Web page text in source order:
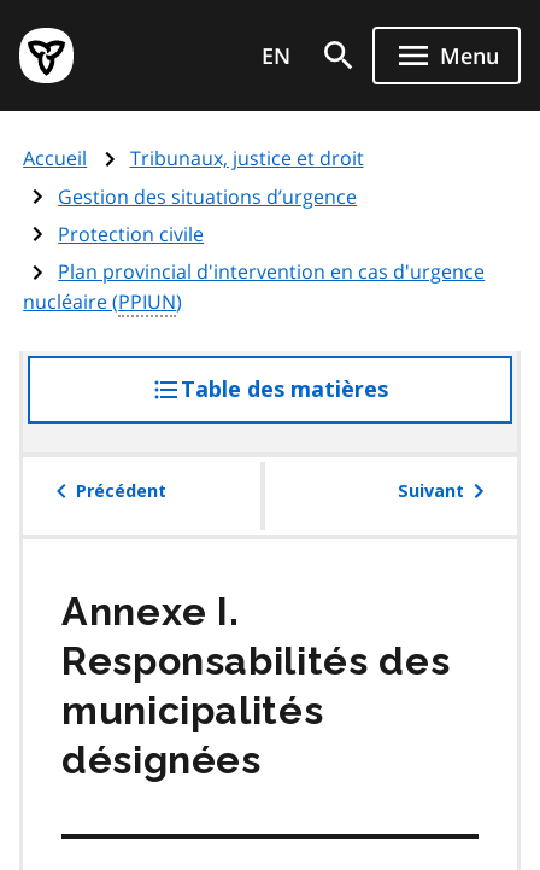
au
contenu
principal
Page
d'accueil
de
l'Ontario
EN Menu
Accueil
Tribunaux, justice et droit
Gestion des situations d’urgence
Protection civile
Plan provincial d'intervention en cas d'urgence
nucléaire (PPIUN)
Table des matières
à
table
Précédent Suivant
Annexe I.
Responsabilités des
municipalités
désignées